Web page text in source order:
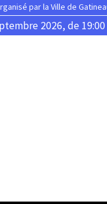
par la Ville de
2026, de 19:00